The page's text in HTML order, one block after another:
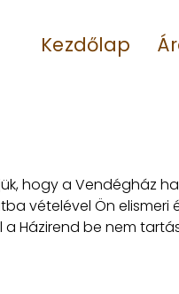
Kezdőlap
hogy a Vendégház
vételével Ön
Házirend be nem